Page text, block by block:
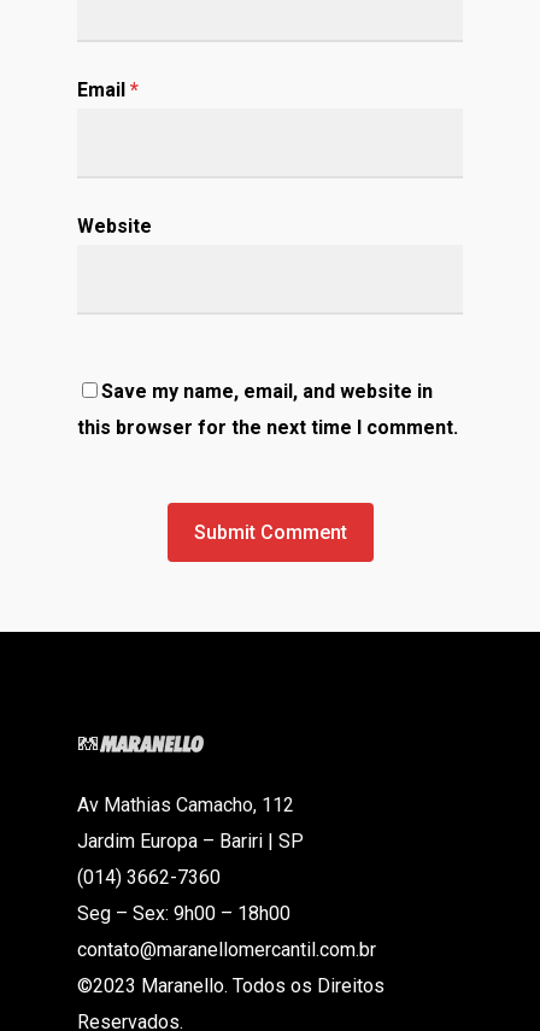
Email *
Website
Save my name, email, and website in
this browser for the next time I comment.
Av Mathias Camacho, 112
Jardim Europa – Bariri | SP
(014) 3662-7360
Seg – Sex: 9h00 – 18h00
contato@maranellomercantil.com.br
©2023 Maranello. Todos os Direitos
Reservados.